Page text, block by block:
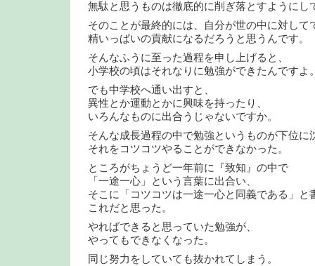
無駄と思うものは徹底的に削ぎ落とすようにし
そのことが最終的には、自分が世の中に対して
精いっぱいの貢献になるだろうと思うんです。
そんなふうに至った過程を申し上げると、
小学校の頃はそれなりに勉強ができたんですよ
でも中学校へ通い出すと、
異性とか運動とかに興味を持ったり、
いろんなものに出合うじゃないですか。
そんな成長過程の中で勉強というものが下位に
それをコツコツやることができなかった。
ところがちょうど一年前に『致知』の中で
「一途一心」という言葉に出合い、
そこに「コツコツは一途一心と同義である」と
これだと思った。
やればできると思っていた勉強が、
やってもできなくなった。
同じ努力をしていても抜かれてしまう。